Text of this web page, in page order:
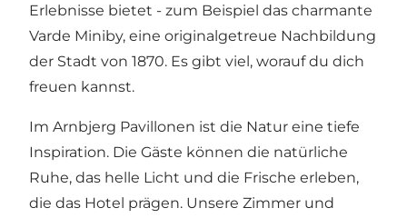
Erlebnisse bietet - zum Beispiel das charmante
Varde Miniby, eine originalgetreue Nachbildung
der Stadt von 1870. Es gibt viel, worauf du dich
freuen kannst.
Im Arnbjerg Pavillonen ist die Natur eine tiefe
Inspiration. Die Gäste können die natürliche
Ruhe, das helle Licht und die Frische erleben,
die das Hotel prägen. Unsere Zimmer und